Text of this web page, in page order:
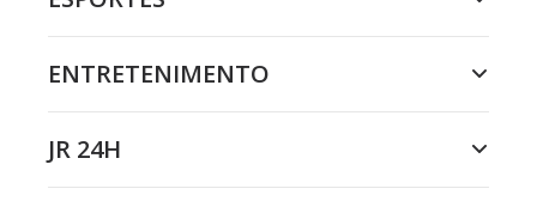
ENTRETENIMENTO
JR 24H